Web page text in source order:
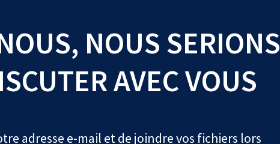
NOUS SERIONS
AVEC VOUS
adresse e-mail et de joindre vos fichiers lors